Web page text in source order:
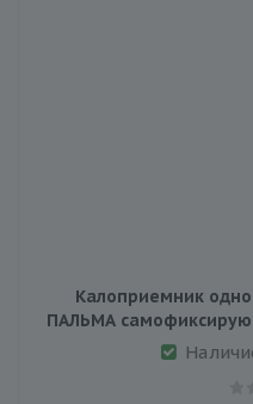
Калоприемник
ПАЛЬМА